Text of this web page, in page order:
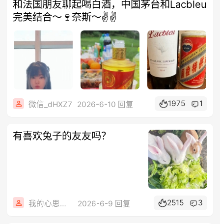
和法国朋友聊起喝白酒，中国茅台和Lacbleu
完美结合～🍷奈斯～✌️✌️
微信_dHXZ7 2026-6-10 回复 1975 1
有喜欢兔子的友友吗？
我的心思你不懂 2026-6-9 回复 2515 3